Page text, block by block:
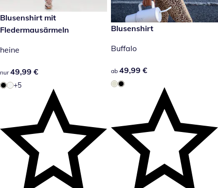
49,99 €
Blusenshirt mit
Fledermausärmeln
heine
49,99 €
nur 49,99 €
+5
49,99 €
Blusenshirt
Buffalo
49,99 €
ab 49,99 €